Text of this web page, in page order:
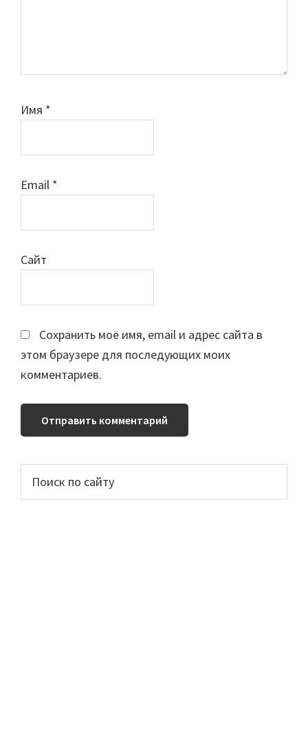
Имя *
Email *
Сайт
Сохранить моё имя, email и адрес сайта в
этом браузере для последующих моих
комментариев.
Основной
сайдбар